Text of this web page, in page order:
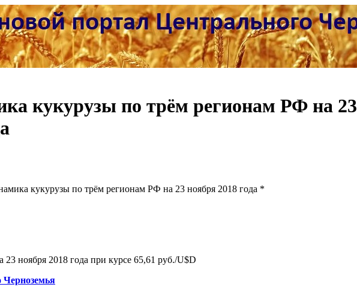
кукурузы по трём регионам РФ на 23
кукурузы по трём регионам РФ на 23 ноября 2018 года *
ноября 2018 года при курсе 65,61 руб./U$D
Черноземья